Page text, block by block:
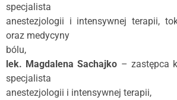
specjalista
anestezjologii i intensywnej terapii,
oraz medycyny
bólu,
lek. Magdalena Sachajko – zastępca
specjalista
anestezjologii i intensywnej terapii,